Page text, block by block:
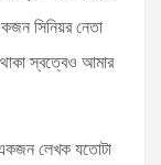
সিনিয়র নেতা
স্বত্বেও আমার
লেখক যতোটা